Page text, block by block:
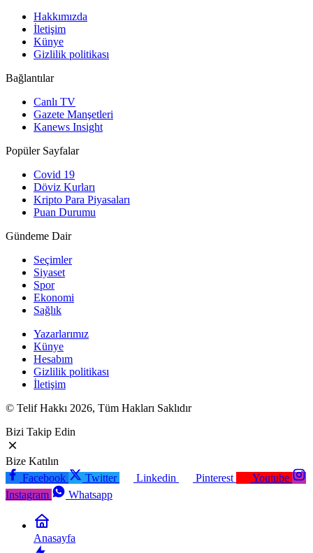
Hakkımızda
İletişim
Künye
Gizlilik politikası
Bağlantılar
Canlı TV
Gazete Manşetleri
Kanews Insight
Popüler Sayfalar
Covid 19
Döviz Kurları
Kripto Para Piyasaları
Puan Durumu
Gündeme Dair
Seçimler
Siyaset
Spor
Ekonomi
Sağlık
Yazarlarımız
Künye
Hesabım
Gizlilik politikası
İletişim
© Telif Hakkı 2026, Tüm Hakları Saklıdır
Bizi Takip Edin
Bize Katılın
Facebook
Twitter Linkedin Pinterest
Youtube
Instagram
Whatsapp
Anasayfa